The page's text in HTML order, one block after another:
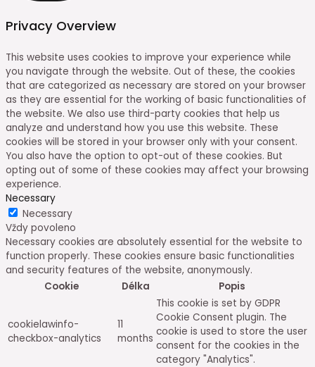
Privacy Overview
This website uses cookies to improve your experience while
you navigate through the website. Out of these, the cookies
that are categorized as necessary are stored on your browser
as they are essential for the working of basic functionalities of
the website. We also use third-party cookies that help us
analyze and understand how you use this website. These
cookies will be stored in your browser only with your consent.
You also have the option to opt-out of these cookies. But
opting out of some of these cookies may affect your browsing
experience.
Necessary
Necessary
Vždy povoleno
Necessary cookies are absolutely essential for the website to
function properly. These cookies ensure basic functionalities
and security features of the website, anonymously.
Cookie
Délka Popis
cookielawinfo-
checkbox-analytics
11
months
This cookie is set by GDPR
Cookie Consent plugin. The
cookie is used to store the user
consent for the cookies in the
category "Analytics".